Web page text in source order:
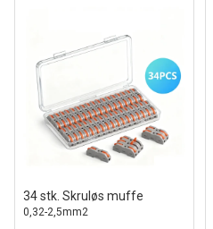
34 stk. Skruløs muffe
0,32-2,5mm2